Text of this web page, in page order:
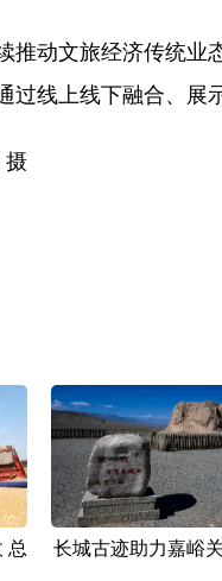
动文旅经济传统业
线上线下融合、展
总
长城古迹助力嘉峪